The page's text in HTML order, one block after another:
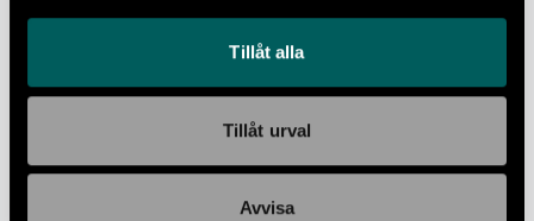
Tillåt alla
Tillåt urval
Avvisa
fett 2,7 g, Kolhydrater 8,8 g, -varav
kokosmjölk, lök, morot, paprika gul,
paprika röd, majsmjöl, tomatpuré(tomater),
vitlök, salt med jod, kryddblandning,